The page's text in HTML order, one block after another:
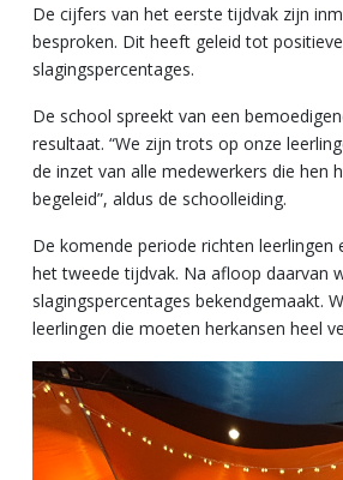
De cijfers van het eerste tijdvak zijn
besproken. Dit heeft geleid tot
slagingspercentages.
De school spreekt van een
resultaat. “We zijn trots op onze
de inzet van alle medewerkers die hen
begeleid”, aldus de schoolleiding.
De komende periode richten leerlingen
het tweede tijdvak. Na afloop daarvan
slagingspercentages bekendgemaakt.
leerlingen die moeten herkansen heel